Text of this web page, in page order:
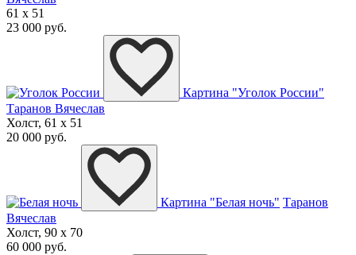
61 x 51
23 000 руб.
Картина "Уголок России"
Таранов Вячеслав
Холст, 61 x 51
20 000 руб.
Картина "Белая ночь" Таранов
Вячеслав
Холст, 90 x 70
60 000 руб.